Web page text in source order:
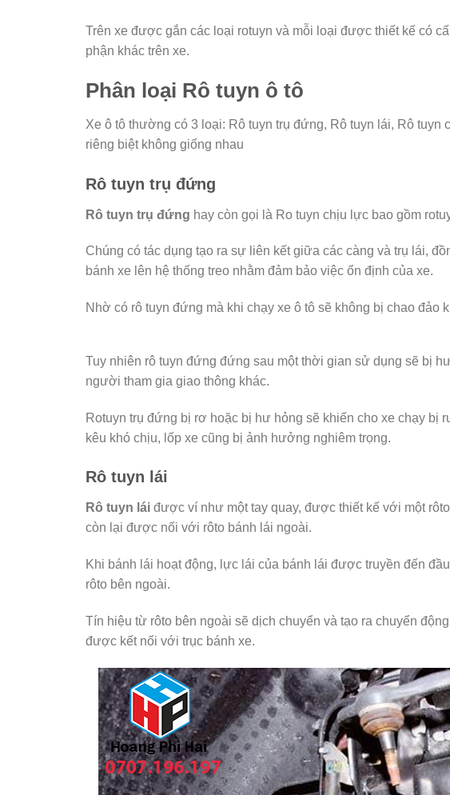
Trên xe được gắn các loại rotuyn và mỗi loại được thiết kế có
phận khác trên xe.
Phân loại Rô tuyn ô tô
Xe ô tô thường có 3 loại: Rô tuyn trụ đứng, Rô tuyn lái, Rô
riêng biệt không giống nhau
Rô tuyn trụ đứng
Rô tuyn trụ đứng hay còn gọi là Ro tuyn chịu lực bao gồm
Chúng có tác dụng tạo ra sự liên kết giữa các càng và trụ lái,
bánh xe lên hệ thống treo nhằm đảm bảo việc ổn định của xe.
Nhờ có rô tuyn đứng mà khi chạy xe ô tô sẽ không bị chao đảo
Tuy nhiên rô tuyn đứng đứng sau một thời gian sử dụng sẽ bị
người tham gia giao thông khác.
Rotuyn trụ đứng bị rơ hoặc bị hư hỏng sẽ khiến cho xe chạy bị
kêu khó chịu, lốp xe cũng bị ảnh hưởng nghiêm trọng.
Rô tuyn lái
Rô tuyn lái được ví như một tay quay, được thiết kế với một
còn lại được nối với rôto bánh lái ngoài.
Khi bánh lái hoạt động, lực lái của bánh lái được truyền đến
rôto bên ngoài.
Tín hiệu từ rôto bên ngoài sẽ dịch chuyển và tạo ra chuyển
được kết nối với trục bánh xe.